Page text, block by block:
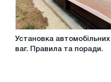
for
patients
Установка
автомобільних
Установка автомобільних
ваг. Правила та поради.